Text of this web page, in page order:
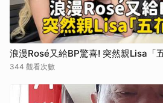
浪漫Rosé又給BP驚喜! 突然親Lisa「
344 觀看次數